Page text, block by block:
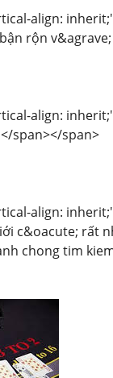
align:
rộn
align:
span></span>
align:
c&oacute; rất
chong tim